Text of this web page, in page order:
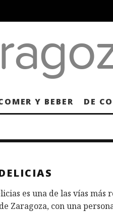
Y BEBER DE
es una de las vías más
Zaragoza, con una